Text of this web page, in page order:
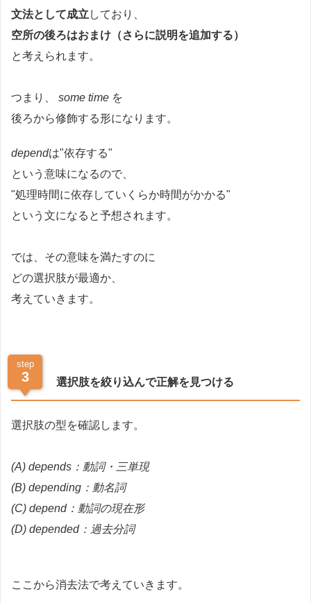
文法として成立 しており、
空所の後ろはおまけ（さらに説明を追加する）
と考えられます。
つまり、 some time を
後ろから修飾する形になります。
dependは"依存する"
という意味になるので、
"処理時間に依存していくらか時間がかかる"
という文になると予想されます。
では、その意味を満たすのに
どの選択肢が最適か、
考えていきます。
step
3 選択肢を絞り込んで正解を見つける
選択肢の型を確認します。
(A) depends：動詞・ 三単現
(B) depending：動名詞
(C) depend：動詞の現在形
(D) depended：過去分詞
ここから消去法で考えていきます。